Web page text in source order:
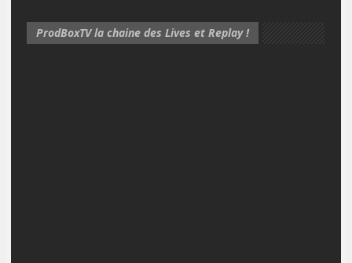
ProdBoxTV la chaine des Lives et Replay !